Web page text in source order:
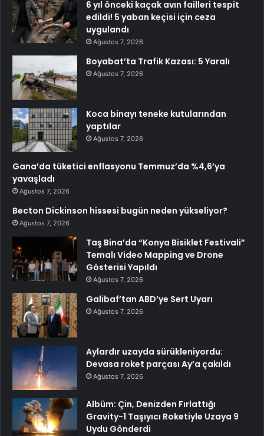
6 yıl önceki kaçak avın failleri tespit
edildi! 5 yaban keçisi için ceza
uygulandı
Ağustos 7, 2026
Boyabat’ta Trafik Kazası: 5 Yaralı
Ağustos 7, 2026
Koca binayı teneke kutularından
yaptılar
Ağustos 7, 2026
Gana’da tüketici enflasyonu Temmuz’da %4,6’ya
yavaşladı
Ağustos 7, 2026
Becton Dickinson hissesi bugün neden yükseliyor?
Ağustos 7, 2026
Taş Bina’da “Konya Bisiklet Festivali”
Temalı Video Mapping ve Drone
Gösterisi Yapıldı
Ağustos 7, 2026
Galibaf’tan ABD’ye Sert Uyarı
Ağustos 7, 2026
Aylardır uzayda sürükleniyordu:
Devasa roket parçası Ay’a çakıldı
Ağustos 7, 2026
Albüm: Çin, Denizden Fırlattığı
Gravity-1 Taşıyıcı Roketiyle Uzaya 9
Uydu Gönderdi